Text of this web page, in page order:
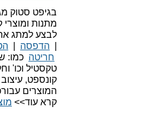
בגיפט סטוק
מתנות
לבצע למתג
הדפסה
חריטה כמו:
טקסטיל וכו'
קונספט, עיצוב
המוצרים
קרא עוד>>